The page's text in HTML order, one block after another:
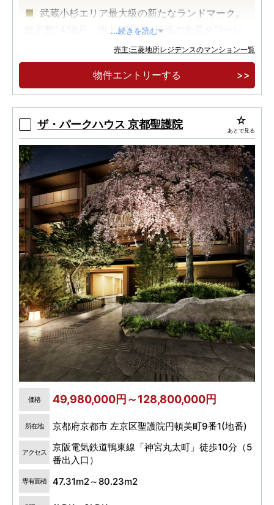
武蔵小杉エリア最大級の新たなランドマーク。
総戸数1438戸、地上50階建、2棟の免震タワーレ
「武蔵小杉」駅徒歩3分×20,000m2超の広大な
敷地に誕生する医療・教育・住宅・商業のまち一
体型複合開発
「大地から生える二本の大樹」。武蔵小杉初の
ザ・パークハウス×建築家・隈研吾氏による建築デ
ザイン
...続きを読む
売主:三菱地所レジデンスのマンション一覧
物件エントリーする
ザ・パークハウス 京都聖護院 あとで見る
価格 49,980,000円～128,800,000円
所在地 京都府京都市 左京区聖護院円頓美町9番1(地番)
アクセス
京阪電気鉄道鴨東線「神宮丸太町」徒歩10分（5
番出入口）
専有面積 47.31m2～80.23m2